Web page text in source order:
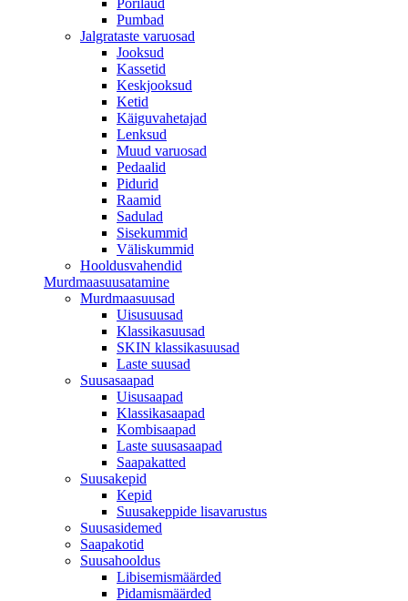
Porilaud
Pumbad
Jalgrataste varuosad
Jooksud
Kassetid
Keskjooksud
Ketid
Käiguvahetajad
Lenksud
Muud varuosad
Pedaalid
Pidurid
Raamid
Sadulad
Sisekummid
Väliskummid
Hooldusvahendid
Murdmaasuusatamine
Murdmaasuusad
Uisusuusad
Klassikasuusad
SKIN klassikasuusad
Laste suusad
Suusasaapad
Uisusaapad
Klassikasaapad
Kombisaapad
Laste suusasaapad
Saapakatted
Suusakepid
Kepid
Suusakeppide lisavarustus
Suusasidemed
Saapakotid
Suusahooldus
Libisemismäärded
Pidamismäärded